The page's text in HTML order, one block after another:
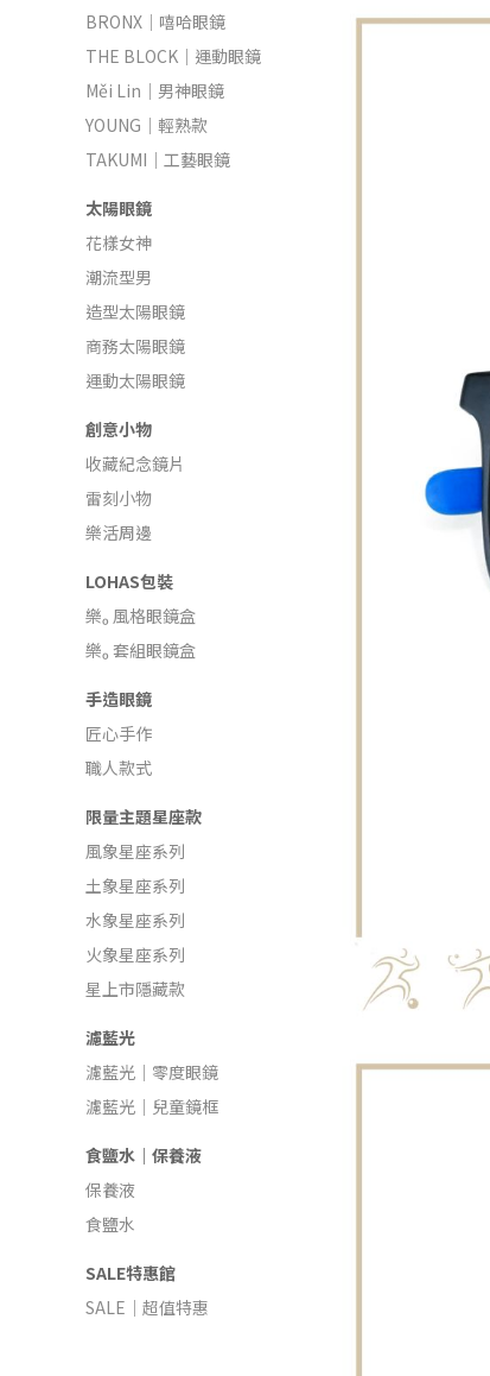
BRONX｜嘻哈眼鏡
THE BLOCK｜運動眼鏡
Měi Lin｜男神眼鏡
YOUNG｜輕熟款
TAKUMI｜工藝眼鏡
太陽眼鏡
花樣女神
潮流型男
造型太陽眼鏡
商務太陽眼鏡
運動太陽眼鏡
創意小物
收藏紀念鏡片
雷刻小物
樂活周邊
LOHAS包裝
樂ₒ 風格眼鏡盒
樂ₒ 套組眼鏡盒
手造眼鏡
匠心手作
職人款式
限量主題星座款
風象星座系列
土象星座系列
水象星座系列
火象星座系列
星上市隱藏款
濾藍光
濾藍光｜零度眼鏡
濾藍光｜兒童鏡框
食鹽水｜保養液
保養液
食鹽水
SALE特惠館
SALE｜超值特惠